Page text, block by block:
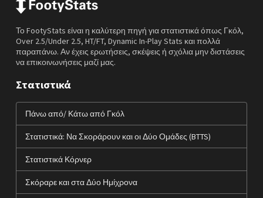
Το FootyStats είναι η καλύτερη πηγή για στατιστικά όπως Γκόλ,
Over 2.5/Under 2.5, HT/FT, Dynamic In-Play Stats και πολλά
παραπάνω. Αν έχεις ερωτήσεις, σκέψεις ή σχόλια μην διστάσεις
να επικοινωνήσεις μαζί μας.
Στατιστικά
Πάνω από/ Κάτω από Γκόλ
Στατιστικά: Να Σκοράρουν και οι Δύο Ομάδες (BTTS)
Στατιστικά Κόρνερ
Σκόραρε και στα Δύο Ημίχρονα